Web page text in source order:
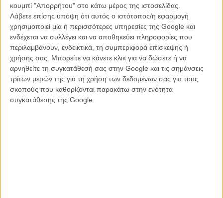
κουμπί "Απορρήτου" στο κάτω μέρος της ιστοσελίδας.
Λάβετε επίσης υπόψη ότι αυτός ο ιστότοπος/η εφαρμογή
χρησιμοποιεί μία ή περισσότερες υπηρεσίες της Google και
ενδέχεται να συλλέγει και να αποθηκεύει πληροφορίες που
περιλαμβάνουν, ενδεικτικά, τη συμπεριφορά επίσκεψης ή
χρήσης σας. Μπορείτε να κάνετε κλικ για να δώσετε ή να
αρνηθείτε τη συγκατάθεσή σας στην Google και τις σημάνσεις
τρίτων μερών της για τη χρήση των δεδομένων σας για τους
σκοπούς που καθορίζονται παρακάτω στην ενότητα
συγκατάθεσης της Google.